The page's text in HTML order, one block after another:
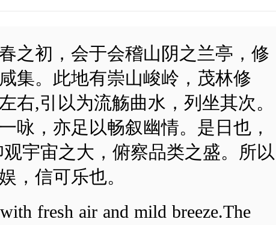
之初，会于会稽山阴之兰亭，修
集。此地有崇山峻岭，茂林修
右,引以为流觞曲水，列坐其次。
咏，亦足以畅叙幽情。是日也，
宇宙之大，俯察品类之盛。所以
，信可乐也。
fresh air and mild breeze.The